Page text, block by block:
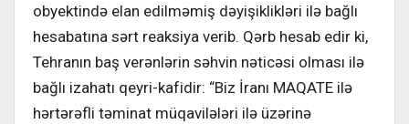
obyektində elan edilməmiş dəyişiklikləri ilə bağlı
hesabatına sərt reaksiya verib. Qərb hesab edir ki,
Tehranın baş verənlərin səhvin nəticəsi olması ilə
bağlı izahatı qeyri-kafidir: “Biz İranı MAQATE ilə
hərtərəfli təminat müqavilələri ilə üzərinə